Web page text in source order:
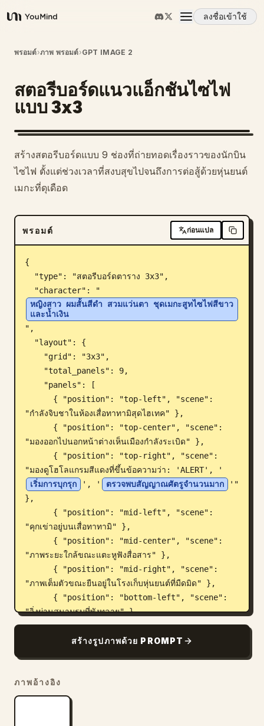
YouMind
ลงชื่อเข้าใช้
ภาพรวม
กรณีการใช้งาน
ทักษะ
พรอมต์
ดาวน์โหลด
อัปเดต
พรอมต์›ภาพ พรอมต์›GPT IMAGE 2
สตอรีบอร์ดแนวแอ็กชันไซไฟ
แบบ 3x3
สร้างสตอรีบอร์ดแบบ 9 ช่องที่ถ่ายทอดเรื่องราวของนักบิน
ไซไฟ ตั้งแต่ช่วงเวลาที่สงบสุขไปจนถึงการต่อสู้ด้วยหุ่นยนต์
เมกะที่ดุเดือด
พรอมต์ ก่อนแปล
{
  "character": "
หญิงสาว ผมสั้นสีดำ สวมแว่นตา ชุดเมกะสูทไซไฟสีขาว
และน้ำเงิน
",
"กำลังจิบชาในห้องเสื่อทาทามิสุดไฮเทค" },
"มองออกไปนอกหน้าต่างเห็นเมืองกำลังระเบิด" },
"มองดูโฮโลแกรมสีแดงที่ขึ้นข้อความว่า: 'ALERT', '
เริ่มการบุกรุก
', ' ตรวจพบสัญญาณศัตรูจำนวนมาก
'"
},
"คุกเข่าอยู่บนเสื่อทาทามิ" },
"ภาพระยะใกล้ขณะแตะหูฟังสื่อสาร" },
"ภาพเต็มตัวขณะยืนอยู่ในโรงเก็บหุ่นยนต์ที่มืดมิด" },
"วิ่งผ่านสนามรบที่พังทลาย" },
      { "position": "bottom-center", "scene":
"กระโดดพร้อมใช้ดาบพลังงานโจมตีหุ่นยนต์" },
    ]
  }
สร้างรูปภาพด้วย PROMPT
ภาพอ้างอิง